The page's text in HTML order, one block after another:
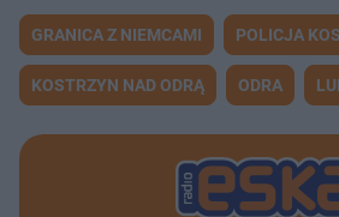
GRANICA Z NIEMCAMI POLICJA
KOSTRZYN NAD ODRĄ ODRA